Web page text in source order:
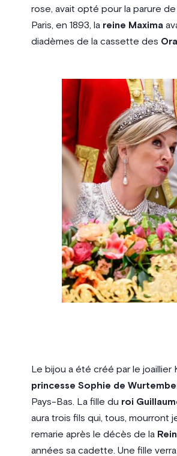
rose, avait opté pour la parure de
Paris, en 1893, la reine Maxima
diadèmes de la cassette des
Le bijou a été créé par le
princesse Sophie de
Pays-Bas. La fille du roi
aura trois fils qui, tous, mourront
remarie après le décès de la
années sa cadette. Une fille